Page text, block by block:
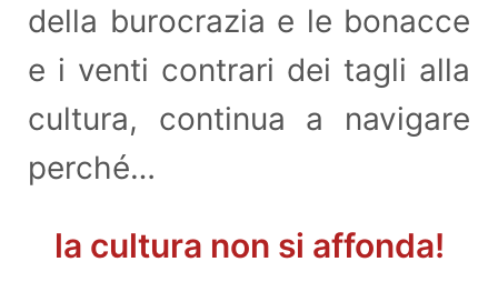
della burocrazia e le bonacce
e i venti contrari dei tagli alla
cultura, continua a navigare
perché…
la cultura non si affonda!